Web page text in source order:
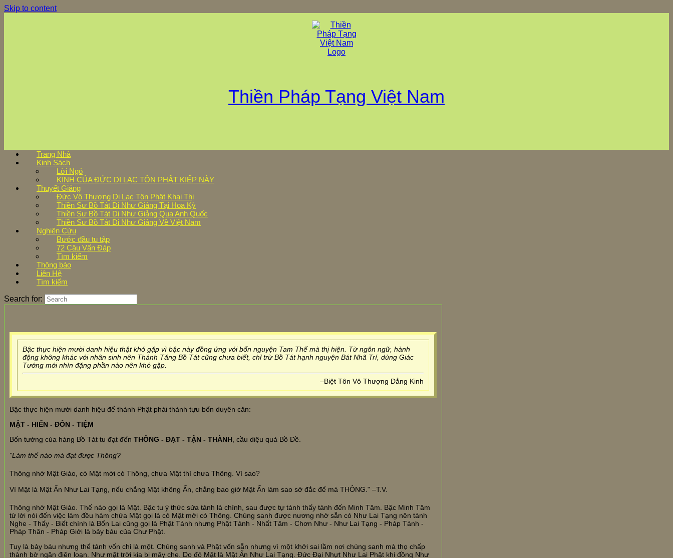
Skip to content
Thiền Pháp Tạng Việt Nam
Trang Nhà
Kinh Sách
Lời Ngỏ
KINH CỦA ĐỨC DI LẠC TÔN PHẬT KIẾP NÀY
Thuyết Giảng
Đức Vô Thượng Di Lạc Tôn Phật Khai Thị
Thiền Sư Bồ Tát Di Như Giảng Tại Hoa Kỳ
Thiền Sư Bồ Tát Di Như Giảng Qua Anh Quốc
Thiền Sư Bồ Tát Di Như Giảng Về Việt Nam
Nghiên Cứu
Bước đầu tu tập
72 Câu Vấn Đáp
Tìm kiếm
Thông báo
Liên Hệ
Tìm kiếm
Search for:
Bậc thực hiện mười danh hiệu thật khó gặp vì bậc này đồng ứng với bổn nguyện Tam Thế mà thị hiện. Từ ngôn ngữ, hành
động không khác với nhân sinh nên Thánh Tăng Bồ Tát cũng chưa biết, chỉ trừ Bồ Tát hạnh nguyện Bát Nhã Trí, dùng Giác
Tướng mới nhìn đặng phần nào nên khó gặp.
–Biệt Tôn Vô Thượng Đẳng Kinh
Bậc thực hiện mười danh hiệu để thành Phật phải thành tựu bốn duyên căn:
MẬT - HIỂN - ĐỐN - TIỆM
Bốn tướng của hàng Bồ Tát tu đạt đến THÔNG - ĐẠT - TẬN - THÀNH , cầu diệu quả Bồ Đề.
"Làm thế nào mà đạt được Thông?
Thông nhờ Mật Giáo, có Mật mới có Thông, chưa Mật thì chưa Thông. Vì sao?
Vì Mật là Mật Ấn Như Lai Tạng, nếu chẳng Mật không Ấn, chẳng bao giờ Mật Ấn làm sao sở đắc để mà THÔNG." –T.V.
Thông nhờ Mật Giáo. Thế nào gọi là Mật. Bậc tu ý thức sửa tánh là chính, sau được tự tánh thấy tánh đến Minh Tâm. Bậc Minh Tâm
từ lời nói đến việc làm đều hàm chứa Mật gọi là có Mật mới có Thông. Chúng sanh được nương nhờ sẵn có Như Lai Tạng nên tánh
Nghe - Thấy - Biết chính là Bổn Lai cũng gọi là Phật Tánh nhưng Phật Tánh - Nhất Tâm - Chơn Như - Như Lai Tạng - Pháp Tánh -
Pháp Thân - Pháp Giới là bảy báu của Chư Phật.
Tuy là bảy báu nhưng thể tánh vốn chỉ là một. Chúng sanh và Phật vốn sẵn nhưng vì một khởi sai lầm nơi chúng sanh mà thọ chấp
thành bờ ngăn điên loạn. Như mặt trời kia bị mây che. Do đó Mật là Mật Ấn Như Lai Tạng. Đức Đại Nhựt Như Lai Phật khi đồng Như